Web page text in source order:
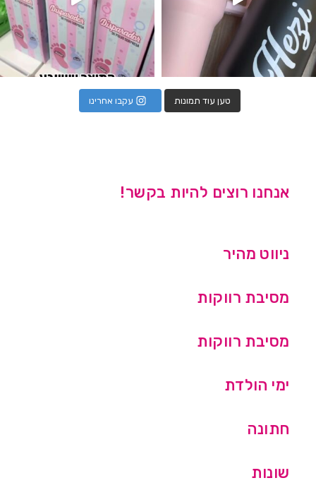
טען עוד תמונות עקבו אחרינו
אנחנו רוצים להיות בקשר!
ניווט מהיר
מסיבת רווקות
מסיבת רווקות
ימי הולדת
חתונה
שונות